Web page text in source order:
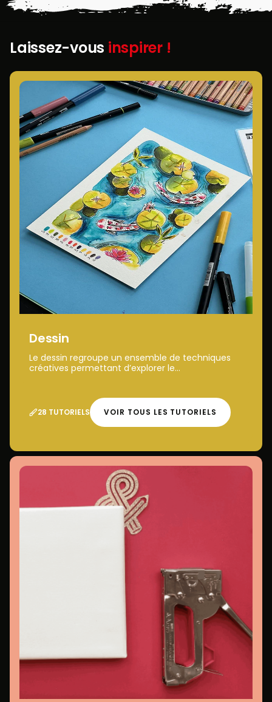
Laissez-vous inspirer !
Dessin
Le dessin regroupe un ensemble de techniques
créatives permettant d’explorer le...
28 TUTORIELS VOIR TOUS LES TUTORIELS